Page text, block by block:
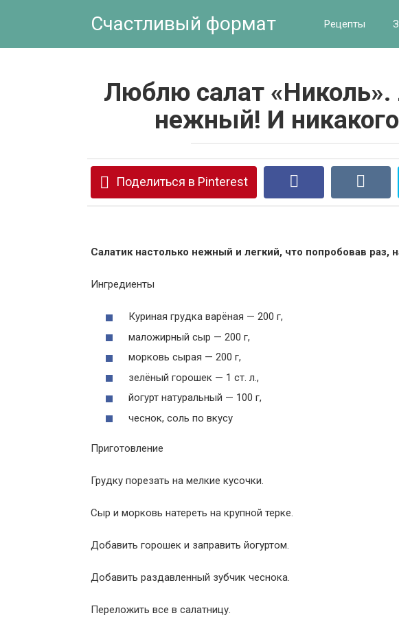
Счастливый формат Рецепты
Люблю салат «Николь».
нежный! И
Поделиться в Pinterest
Салатик настолько нежный и легкий, что попробовав раз,
Ингредиенты
Куриная грудка варёная — 200 г,
маложирный сыр — 200 г,
морковь сырая — 200 г,
зелёный горошек — 1 ст. л.,
йогурт натуральный — 100 г,
чеснок, соль по вкусу
Приготовление
Грудку порезать на мелкие кусочки.
Сыр и морковь натереть на крупной терке.
Добавить горошек и заправить йогуртом.
Добавить раздавленный зубчик чеснока.
Переложить все в салатницу.